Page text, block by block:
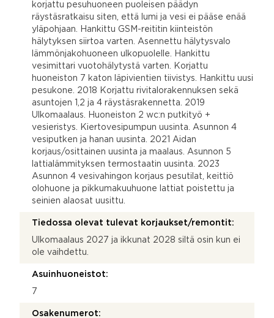
korjattu pesuhuoneen puoleisen päädyn
räystäsratkaisu siten, että lumi ja vesi ei pääse enää
yläpohjaan. Hankittu GSM-reititin kiinteistön
hälytyksen siirtoa varten. Asennettu hälytysvalo
lämmönjakohuoneen ulkopuolelle. Hankittu
vesimittari vuotohälytystä varten. Korjattu
huoneiston 7 katon läpivientien tiivistys. Hankittu uusi
pesukone. 2018 Korjattu rivitalorakennuksen sekä
asuntojen 1,2 ja 4 räystäsrakennetta. 2019
Ulkomaalaus. Huoneiston 2 wc:n putkityö +
vesieristys. Kiertovesipumpun uusinta. Asunnon 4
vesiputken ja hanan uusinta. 2021 Aidan
korjaus/osittainen uusinta ja maalaus. Asunnon 5
lattialämmityksen termostaatin uusinta. 2023
Asunnon 4 vesivahingon korjaus pesutilat, keittiö
olohuone ja pikkumakuuhuone lattiat poistettu ja
seinien alaosat uusittu.
Tiedossa olevat tulevat korjaukset/remontit:
Ulkomaalaus 2027 ja ikkunat 2028 siltä osin kun ei
ole vaihdettu.
Asuinhuoneistot:
7
Osakenumerot: